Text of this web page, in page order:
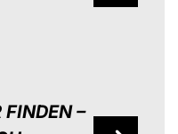
FINDEN –